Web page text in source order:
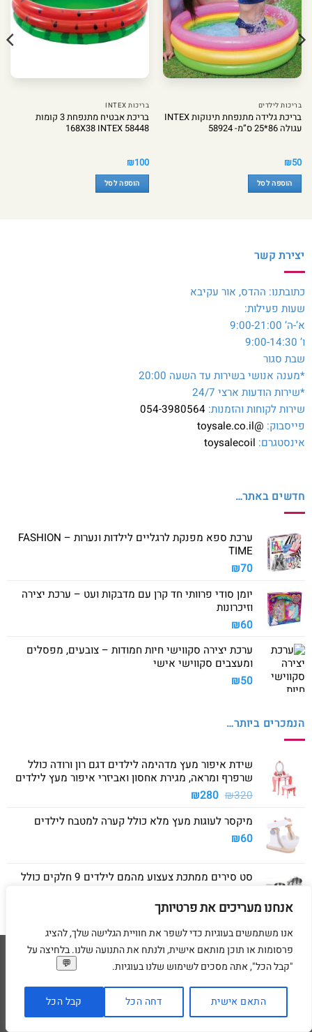
אנחנו מעריכים את פרטיותך
אנו משתמשים בעוגיות כדי לשפר את חוויית הגלישה שלך, להציג
פרסומות או תוכן מותאם אישית, ולנתח את התנועה שלנו. בלחיצה על
"קבל הכל", אתה מסכים לשימוש שלנו בעוגיות.
התאם אישית דחה הכל קבל הכל
בריכות לילדים
בריכת גלידה מתנפחת תינוקות INTEX
עגולה 86*25 ס”מ- 58924
₪50
הוספה לסל
בריכות INTEX
בריכת אבטיח מתנפחת 3 קומות
168X38 INTEX 58448
₪100
הוספה לסל
יצירת קשר
כתובתנו: ההדס, אור עקיבא
שעות פעילות:
א’-ה’ 9:00-21:00
ו’ 9:00-14:30
שבת סגור
*מענה אנושי בשירות עד השעה 20:00
*שירות הודעות ארצי 24/7
שירות לקוחות והזמנות: 054-3980564
פייסבוק: @toysale.co.il
אינסטגרם: toysalecoil
חדשים באתר…
ערכת ספא מפנקת לרגליים לילדות ונערות – FASHION
TIME
₪70
יומן סודי פרוותי חד קרן עם מדבקות ועט – ערכת יצירה
וזיכרונות
₪60
ערכת יצירה סקווישי חיות חמודות – צובעים, מפסלים
ומעצבים סקווישי אישי
₪50
הנמכרים ביותר…
שידת איפור מעץ מדהימה לילדים דגם רון ורודה כולל
שרפרף ומראה, מגירת אחסון ואביזרי איפור מעץ לילדים
₪320
המחיר
היה:
₪280 המחיר
הוא:
מיקסר לעוגות מעץ מלא כולל קערה למטבח לילדים
₪60
סט סירים ממתכת צעצוע מהמם לילדים 9 חלקים כולל
₪40
Visa
MasterCard
American
Express
Visa
דף הבית מדיניות משלוחים מדיניות החזרת מוצרים תקנון מדיניות פרטיות
בקשת מחיקת פרטים אישיים
בניית ועיצוב אתרי מסחר Code&Concept Copyright 2026 ©